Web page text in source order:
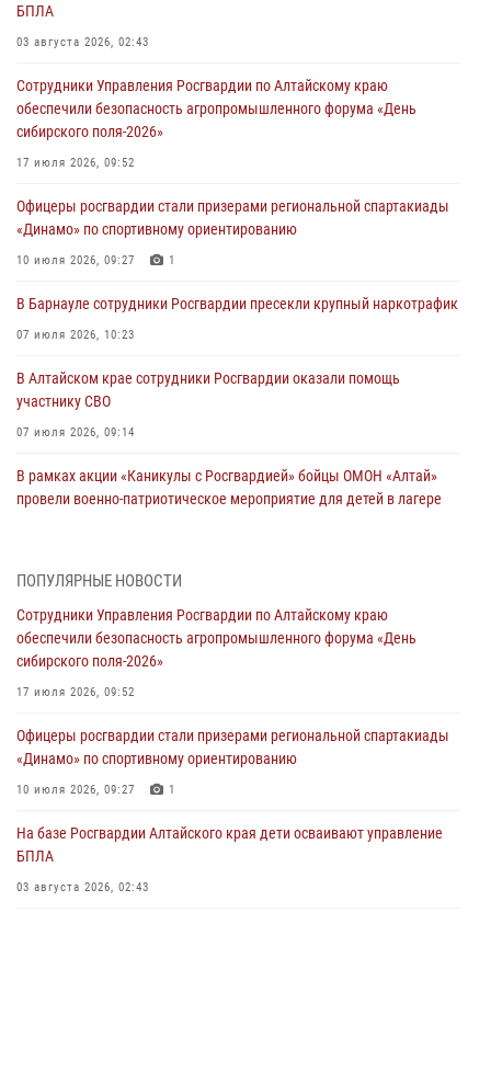
БПЛА
03 августа 2026, 02:43
Сотрудники Управления Росгвардии по Алтайскому краю
обеспечили безопасность агропромышленного форума «День
сибирского поля-2026»
17 июля 2026, 09:52
Офицеры росгвардии стали призерами региональной спартакиады
«Динамо» по спортивному ориентированию
10 июля 2026, 09:27 1
В Барнауле сотрудники Росгвардии пресекли крупный наркотрафик
07 июля 2026, 10:23
В Алтайском крае сотрудники Росгвардии оказали помощь
участнику СВО
07 июля 2026, 09:14
В рамках акции «Каникулы с Росгвардией» бойцы ОМОН «Алтай»
провели военно-патриотическое мероприятие для детей в лагере
акции «Коробка храбрости»
Сотрудники Росгвардии провели встречу с юными пограничниками
03 июля 2026, 04:03
Управление Росгвардии по Алтайскому краю провело для детей
02 июля 2026, 00:55
В краевом управлении вневедомственной охраны Росгвардии по
ПОПУЛЯРНЫЕ НОВОСТИ
Сотрудники Управления Росгвардии по Алтайскому краю
обеспечили безопасность агропромышленного форума «День
сибирского поля-2026»
17 июля 2026, 09:52
Офицеры росгвардии стали призерами региональной спартакиады
«Динамо» по спортивному ориентированию
10 июля 2026, 09:27 1
На базе Росгвардии Алтайского края дети осваивают управление
БПЛА
03 августа 2026, 02:43